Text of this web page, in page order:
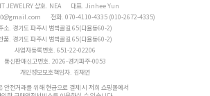
JEWELRY 상호. NEA
대표. Jinhee Yun
전화. 070-4110-4335 (010-2672-4335)
소. 경기도 파주시 범벅골길 65(다율동60-2)
품. 경기도 파주시 범벅골길 65(다율동60-2)
사업자등록번호. 651-22-02206
통신판매신고번호. 2026-경기파주-0053
개인정보보호책임자. 김재연
안전거래를 위해 현금으로 결제 시 저희 쇼핑몰에서